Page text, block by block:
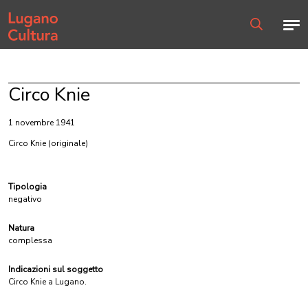
Home page
Circo Knie
1 novembre 1941
Circo Knie (originale)
Tipologia
negativo
Natura
complessa
Indicazioni sul soggetto
Circo Knie a Lugano.